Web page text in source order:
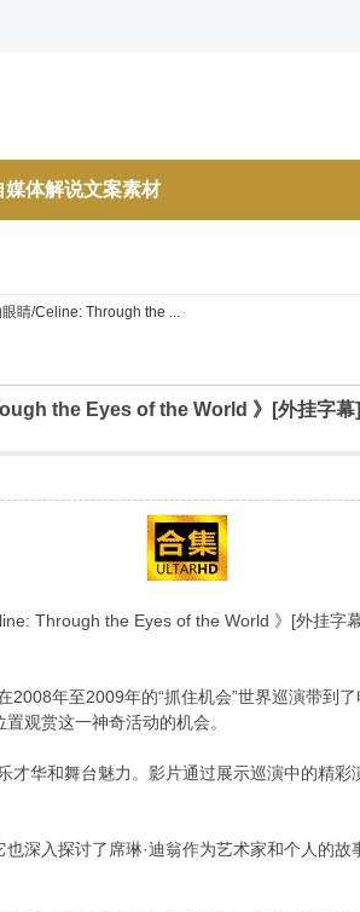
媒体解说文案素材
睛/Celine: Through the ...
the Eyes of the World 》[外挂字
Through the Eyes of the World 》[外挂字
2008年至2009年的“抓住机会”世界巡演带到
观赏这一神奇活动的机会。
才华和舞台魅力。影片通过展示巡演中的精
深入探讨了席琳·迪翁作为艺术家和个人的